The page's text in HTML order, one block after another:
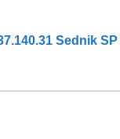
Sednik